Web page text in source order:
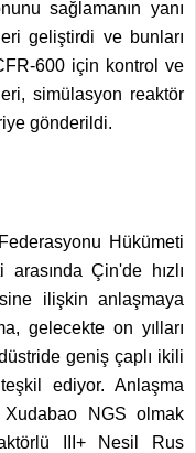
sağlamanın yanı
geliştirdi ve bunları
600 için kontrol ve
simülasyon reaktör
gönderildi.
Hükümeti
Çin'de hızlı
ilişkin anlaşmaya
gelecekte on yılları
geniş çaplı ikili
ediyor. Anlaşma
NGS olmak
III+ Nesil Rus